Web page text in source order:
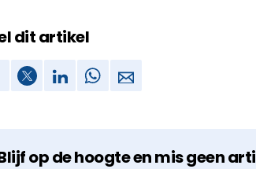
dit artikel
op de hoogte en mis geen